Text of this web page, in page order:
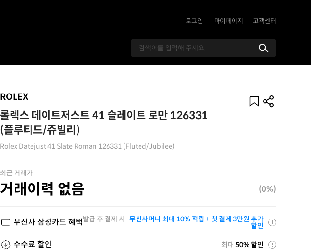
로그인 마이페이지 고객센터
ROLEX
롤렉스 데이트저스트 41 슬레이트 로만 126331
(플루티드/쥬빌리)
Rolex Datejust 41 Slate Roman 126331 (Fluted/Jubilee)
최근 거래가
거래이력 없음 (0%)
무신사 삼성카드 혜택발급 후 결제 시 무신사머니 최대 10% 적립 + 첫 결제 3만원 추가
할인
수수료 할인 최대 50% 할인